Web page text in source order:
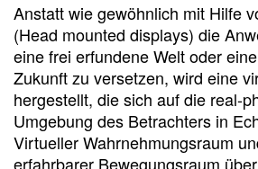
Anstatt wie gewöhnlich mit Hilfe
(Head mounted displays) die
eine frei erfundene Welt oder
Zukunft zu versetzen, wird eine
hergestellt, die sich auf die real-
Umgebung des Betrachters in
Virtueller Wahrnehmungsraum
erfahrbarer Bewegungsraum